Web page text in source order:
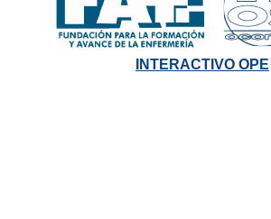
INTERACTIVO OPE